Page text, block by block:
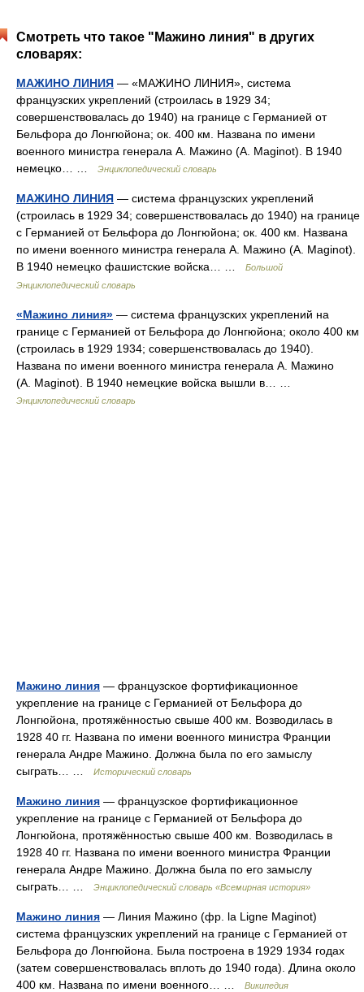
Смотреть что такое "Мажино линия" в других
словарях:
МАЖИНО ЛИНИЯ — «МАЖИНО ЛИНИЯ», система
французских укреплений (строилась в 1929 34;
совершенствовалась до 1940) на границе с Германией от
Бельфора до Лонгюйона; ок. 400 км. Названа по имени
военного министра генерала А. Мажино (A. Maginot). В 1940
немецко… …
Энциклопедический словарь
МАЖИНО ЛИНИЯ — система французских укреплений
(строилась в 1929 34; совершенствовалась до 1940) на границе
с Германией от Бельфора до Лонгюйона; ок. 400 км. Названа
по имени военного министра генерала А. Мажино (A. Maginot).
В 1940 немецко фашистские войска… …
Большой
Энциклопедический словарь
«Мажино линия» — система французских укреплений на
границе с Германией от Бельфора до Лонгюйона; около 400 км
(строилась в 1929 1934; совершенствовалась до 1940).
Названа по имени военного министра генерала А. Мажино
(A. Maginot). В 1940 немецкие войска вышли в… …
Энциклопедический словарь
Мажино линия — французское фортификационное
укрепление на границе с Германией от Бельфора до
Лонгюйона, протяжённостью свыше 400 км. Возводилась в
1928 40 гг. Названа по имени военного министра Франции
генерала Андре Мажино. Должна была по его замыслу
сыграть… …
Исторический словарь
Мажино линия — французское фортификационное
укрепление на границе с Германией от Бельфора до
Лонгюйона, протяжённостью свыше 400 км. Возводилась в
1928 40 гг. Названа по имени военного министра Франции
генерала Андре Мажино. Должна была по его замыслу
сыграть… …
Энциклопедический словарь «Всемирная история»
Мажино линия — Линия Мажино (фр. la Ligne Maginot)
система французских укреплений на границе с Германией от
Бельфора до Лонгюйона. Была построена в 1929 1934 годах
(затем совершенствовалась вплоть до 1940 года). Длина около
400 км. Названа по имени военного… …
Википедия